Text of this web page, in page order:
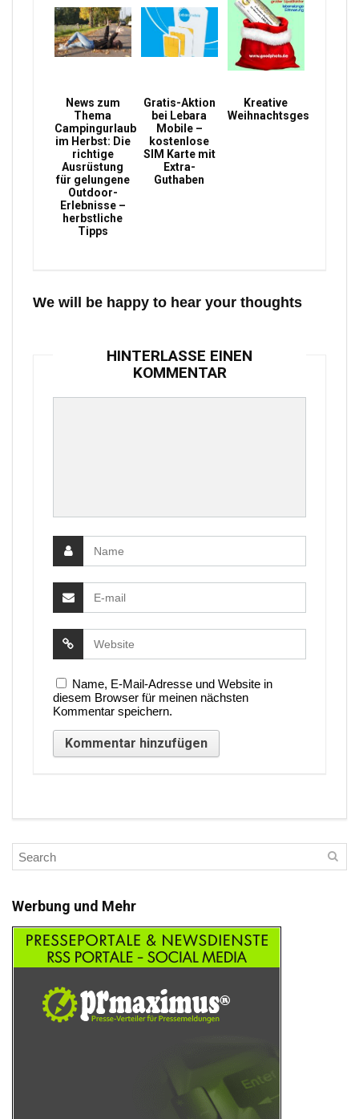
News zum
Thema
Campingurlaub
im Herbst: Die
richtige
Ausrüstung
für gelungene
Outdoor-
Erlebnisse –
herbstliche
Tipps
Gratis-Aktion
bei Lebara
Mobile –
kostenlose
SIM Karte mit
Extra-
Guthaben
Kreative
Weihnachtsgeschenke
We will be happy to hear your thoughts
HINTERLASSE EINEN
KOMMENTAR
Name, E-Mail-Adresse und Website in
diesem Browser für meinen nächsten
Kommentar speichern.
Werbung und Mehr